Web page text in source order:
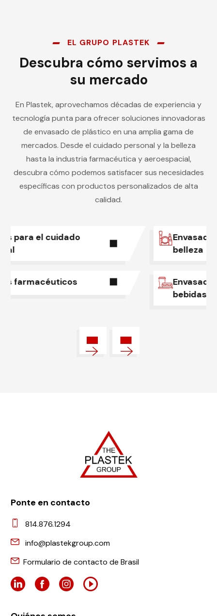
EL GRUPO PLASTEK
Descubra cómo servimos a
su mercado
En Plastek, aprovechamos décadas de experiencia y
tecnología punta para ofrecer soluciones innovadoras
de envasado de plástico en una amplia gama de
mercados. Desde el cuidado personal y la belleza
hasta la industria farmacéutica y aeroespacial,
descubra cómo podemos satisfacer sus necesidades
específicas con productos personalizados de alta
calidad.
Envasado de productos de
Envasado de alimentos y
Ponte en contacto
814.876.1294
info@plastekgroup.com
Formulario de contacto de Brasil